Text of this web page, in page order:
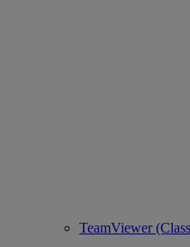
TeamViewer